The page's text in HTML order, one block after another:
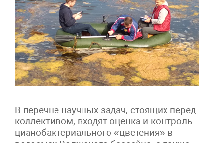
В перечне научных задач, стоящих перед
коллективом, входят оценка и контроль
цианобактериального «цветения» в